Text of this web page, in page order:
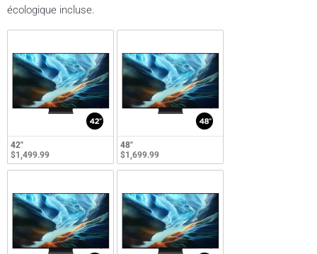
écologique incluse.
42"
$1,499.99
48"
$1,699.99